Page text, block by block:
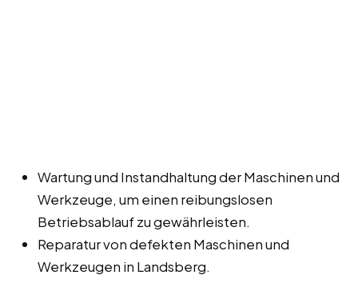
Wartung und Instandhaltung der Maschinen und
Werkzeuge, um einen reibungslosen
Betriebsablauf zu gewährleisten.
Reparatur von defekten Maschinen und
Werkzeugen in Landsberg.